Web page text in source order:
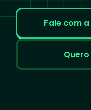
Fale com